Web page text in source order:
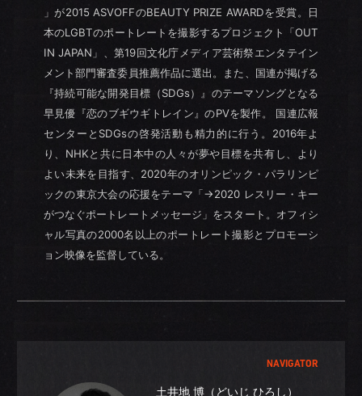
」が2015 ASVOFFのBEAUTY PRIZE AWARDを受賞。日
本のLGBTのポートレートを撮影するプロジェクト「OUT
IN JAPAN」、第19回文化庁メディア芸術祭エンタテイン
メント部門審査委員推薦作品に選出。また、国連が掲げる
『持続可能な開発目標（SDGs）』のテーマソングとなる
早見優『恋のブギウギトレイン』のPVを製作。 国連広報
センターとSDGsの啓発活動も精力的に行う。2016年よ
り、NHKと共に日本中の人々が夢や目標を共有し、より
よい未来を目指す、2020年のオリンピック・パラリンピ
ックの東京大会の応援をテーマ「→2020 レスリー・キー
がつなぐポートレートメッセージ」をスタート。オフィシ
ャル写真の2000名以上のポートレート撮影とプロモーシ
ョン映像を監督している。
NAVIGATOR
土井地 博（どいじ ひろし）